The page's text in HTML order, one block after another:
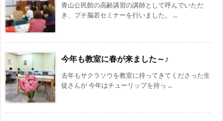
青山公民館の高齢講習の講師として呼んでいただ
き、プチ脳若セミナーを行いました。 ...
今年も教室に春が来ました～♪
去年もサクラソウを教室に持ってきてくださった生
徒さんが 今年はチューリップを持っ ...